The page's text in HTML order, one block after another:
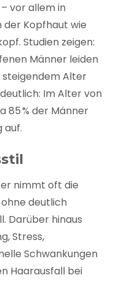
vor allem in
Kopfhaut wie
Studien zeigen:
Männer leiden
steigendem Alter
Im Alter von
85 % der Männer
auf.
nimmt oft die
deutlich
Darüber hinaus
Stress,
Schwankungen
Haarausfall bei